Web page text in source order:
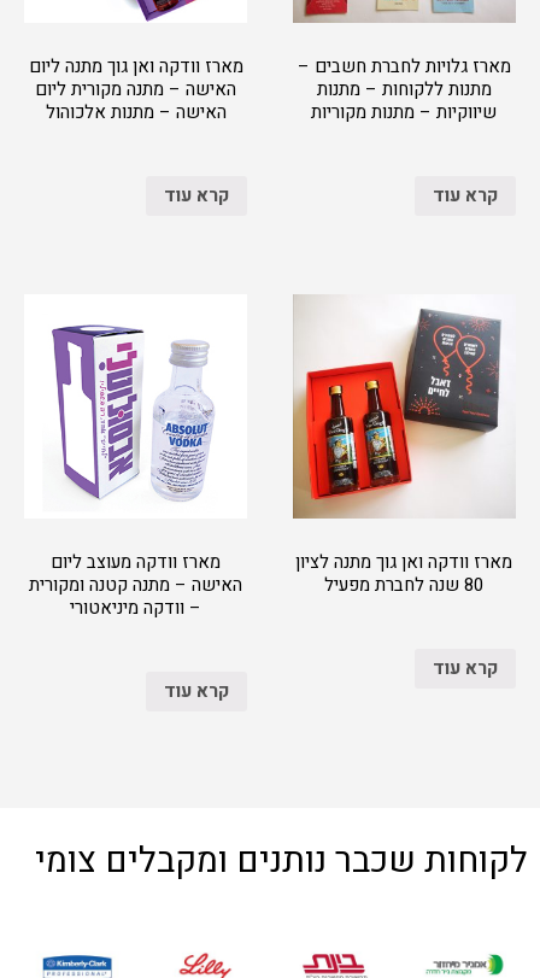
מארז גלויות לחברת חשבים –
מתנות ללקוחות – מתנות
שיווקיות – מתנות מקוריות
קרא עוד
מארז וודקה ואן גוך מתנה ליום
האישה – מתנה מקורית ליום
האישה – מתנות אלכוהול
קרא עוד
מארז וודקה ואן גוך מתנה לציון
80 שנה לחברת מפעיל
קרא עוד
מארז וודקה מעוצב ליום
האישה – מתנה קטנה ומקורית
– וודקה מיניאטורי
קרא עוד
לקוחות שכבר נותנים ומקבלים צומי